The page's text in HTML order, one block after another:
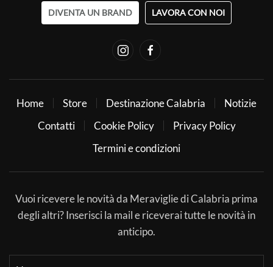
DIVENTA UN BRAND LAVORA CON NOI
Home Store Destinazione Calabria
Notizie
Contatti
Cookie Policy
Privacy Policy
Termini e condizioni
Vuoi ricevere le novità da Meraviglie di Calabria prima
degli altri? Inserisci la mail e riceverai tutte le novità in
anticipo.